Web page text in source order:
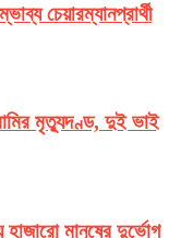
চেয়ারম্যানপ্রার্থী
মৃত্যুদণ্ড, দুই ভাই
হাজারো মানুষের দুর্ভোগ